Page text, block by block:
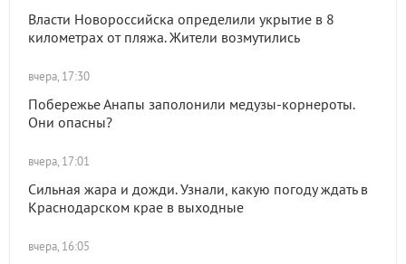
Власти Новороссийска определили укрытие в 8
километрах от пляжа. Жители возмутились
вчера, 17:30
Побережье Анапы заполонили медузы-корнероты.
Они опасны?
вчера, 17:01
Сильная жара и дожди. Узнали, какую погоду ждать в
Краснодарском крае в выходные
вчера, 16:05